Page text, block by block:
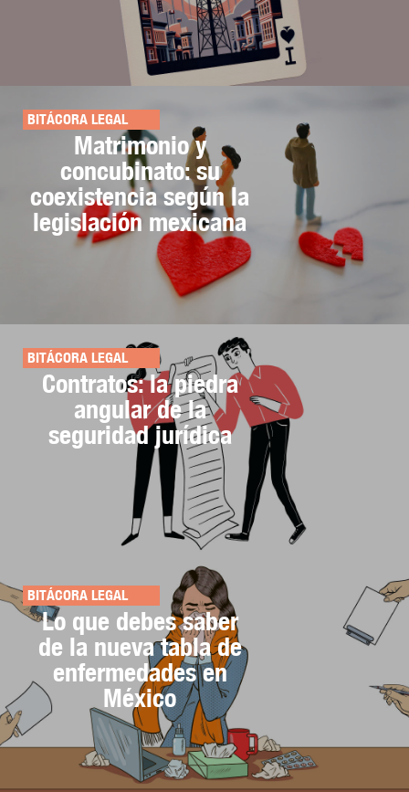
BITÁCORA LEGAL
Matrimonio y
concubinato: su
coexistencia según la
legislación mexicana
BITÁCORA LEGAL
Contratos: la piedra
angular de la
seguridad jurídica
BITÁCORA LEGAL
Lo que debes saber
de la nueva tabla de
enfermedades en
México